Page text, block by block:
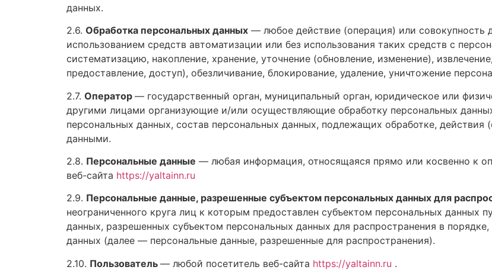
данных.
2.6. Обработка персональных данных — любое действие (операция) или совокупность
использованием средств автоматизации или без использования таких средств с
систематизацию, накопление, хранение, уточнение (обновление, изменение),
предоставление, доступ), обезличивание, блокирование, удаление, уничтожение
2.7. Оператор — государственный орган, муниципальный орган, юридическое или
другими лицами организующие и/или осуществляющие обработку персональных
персональных данных, состав персональных данных, подлежащих обработке,
данными.
2.8. Персональные данные — любая информация, относящаяся прямо или косвенно к
веб-сайта https://yaltainn.ru
2.9. Персональные данные, разрешенные субъектом персональных данных для
неограниченного круга лиц к которым предоставлен субъектом персональных данных
данных, разрешенных субъектом персональных данных для распространения в
данных (далее — персональные данные, разрешенные для распространения).
2.10. Пользователь — любой посетитель веб-сайта https://yaltainn.ru .